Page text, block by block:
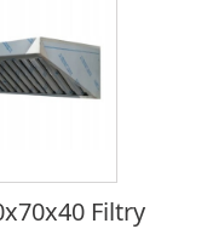
Filtry